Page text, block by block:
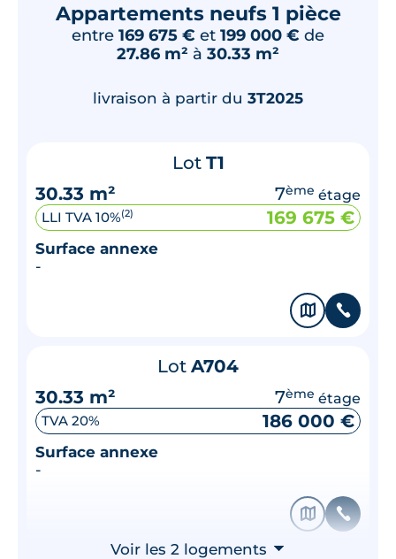
Appartements neufs 1 pièce
entre 169 675 € et 199 000 € de
27.86 m² à 30.33 m²
livraison à partir du 3T2025
Lot T1
30.33 m²
7ème étage
LLI TVA 10%(2) 169 675 €
Surface annexe
-
🗞 📞
Lot A704
30.33 m²
7ème étage
TVA 20% 186 000 €
Surface annexe
-
🗞 📞
Voir les 2 logements ⮟